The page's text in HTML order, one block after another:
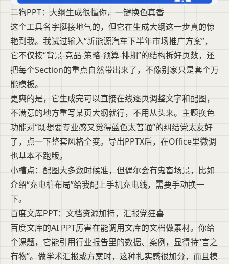
二狗PPT：大纲生成很懂你，一键换色真香
这个工具名字挺接地气的，但它在生成大纲这一步真的惊
艳到我。我试过输入“新能源汽车下半年市场推广方案”，
它不仅按“背景-竞品-策略-预算-排期”的结构拆好页数，还
把每个Section的重点自然带出来了，不像别家只是套个万
能模板。
更爽的是，它生成完可以直接在线逐页调整文字和配图，
不满意的地方重写某页大纲就行，不用从头来。主题换色
功能对“既想要专业感又觉得蓝色太普通”的纠结党太友好
了，点一下整套风格全变。导出PPTX后，在Office里微调
也基本不跑版。
小槽点：配图大多数时候准，但偶尔会有鬼畜场景，比如
介绍“充电桩布局”给我配上手机充电线，需要手动换一
下。
百度文库PPT：文档资源加持，汇报党狂喜
百度文库的AI PPT厉害在能调用文库的文档做素材。你给
个课题，它能引用行业报告里的数据、案例，显得特“言之
有物”。做学术汇报或方案时，这种扎实感很加分，而且模